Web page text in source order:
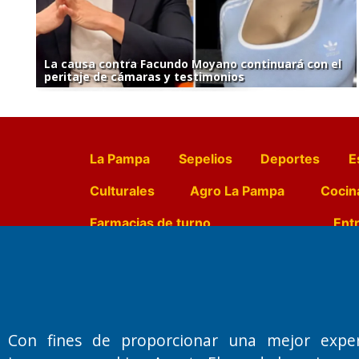
La causa contra Facundo Moyano continuará con el
peritaje de cámaras y testimonios
La Pampa Sepelios Deportes
Culturales
Agro La Pampa
Farmacias de turno
Primera edición: Domingo 3 de
Miembro de ADIRA,ADEPA y CPPAL
Con fines de proporcionar una mejor